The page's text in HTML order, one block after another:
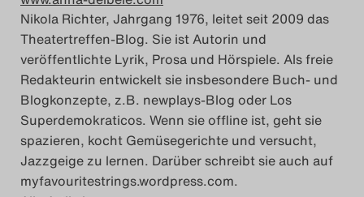
Nikola Richter, Jahrgang 1976, leitet seit 2009 das
Theatertreffen-Blog. Sie ist Autorin und
veröffentlichte Lyrik, Prosa und Hörspiele. Als freie
Redakteurin entwickelt sie insbesondere Buch- und
Blogkonzepte, z.B. newplays-Blog oder Los
Superdemokraticos. Wenn sie offline ist, geht sie
spazieren, kocht Gemüsegerichte und versucht,
Jazzgeige zu lernen. Darüber schreibt sie auch auf
myfavouritestrings.wordpress.com.